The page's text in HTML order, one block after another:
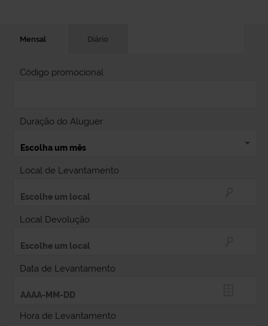
Mensal Diário
Local de Levantamento
Local Devolução
Data de Levantamento
Hora de Levantamento
Duração do Aluguer
Código promocional